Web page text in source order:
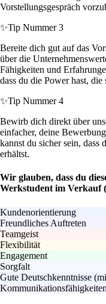
Vorstellungsgespräch
✨Tip Nummer 3
Bereite dich gut auf das
über die
Fähigkeiten und
dass du die Power hast, die
✨Tip Nummer 4
Bewirb dich direkt über
einfacher, deine
kannst du sicher sein, dass
erhältst.
Wir glauben, dass du
Werkstudent im Verkauf
Kundenorientierung
Freundliches Auftreten
Teamgeist
Flexibilität
Engagement
Sorgfalt
Gute Deutschkenntnisse
Kommunikationsfähigkeiten